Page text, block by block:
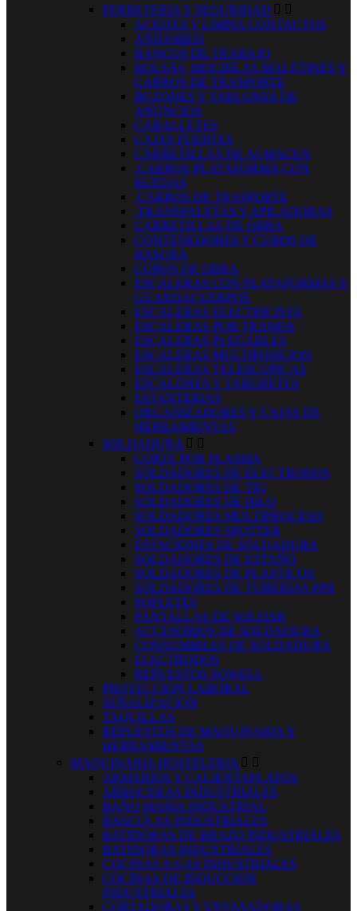
FERRETERIA Y SEGURIDAD  
ACEITES Y LIMPIA CONTACTOS
ANDAMIOS
BANCOS DE TRABAJO
BOLSAS, MOCHILAS MALETINES Y
CARROS DE TRASPORTE
BUZONES Y TABLONES DE
ANUNCIOS
CABALLETES
CAJAS FUERTES
CARRETILLAS DE ALMACEN
.CARROS PLATAFORMA CON
RUEDAS
.CARROS DE TRASPORTE
.TRANSPALETAS Y APILADORAS
CARRETILLAS DE OBRA
CONTENEDORES Y CUBOS DE
BASURA
CUBOS DE OBRA
ESCALERAS CON PLATAFORMAS Y
GUARDACUERPOS
ESCALERAS ELECTRICISTA
ESCALERAS POR TRAMOS
ESCALERAS PLEGABLES
ESCALERAS MULTIPOSICION
ESCALERAS TELESCOPICAS
ESCALONES Y TABURETES
ESTANTERIAS
ORGANIZADORES Y CAJAS DE
HERRAMIENTAS
SOLDADURA  
CORTE POR PLASMA
SOLDADORES DE ELECTRODOS
SOLDADORES DE TIG
SOLDADORES DE HILO
SOLDADORES MULTIPROCESO
SOLDADORES SPOTTER
ESTACIONES DE SOLDADURA
SOLDADORES DE ESTAÑO
SOLDADORES DE PLASTICOS
SOLDADORES DE TUBERIAS PPR
SOPLETES
PANTALLAS DE SOLDAR
ACCESORIOS DE SOLDADURA
CONSUMIBLES DE SOLDADURA
ELECTRODOS
REPUESTOS SOWELL
PROTECCION LABORAL
SEÑALIZACION
TAQUILLAS
REPUESTOS DE MAQUINARIA Y
HERRAMIENTAS
MAQUINARIA HOSTELERIA  
ARMARIOS Y CALIENTAPLATOS
ARROCERAS INDUSTRIALES
BAÑO MARIA INDUSTRIAL
BASCULAS INDUSTRIALES
BATIDORAS DE BRAZO INDUSTRIALES
BATIDORAS INDUSTRIALES
COCINAS A GAS INDUSTRIALES
COCINAS DE INDUCCION
INDUSTRIALES
CORTADORAS Y ENVASADORAS